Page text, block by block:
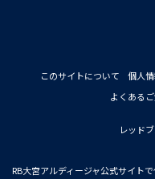
このサイトについて 個人
よくある
レッド
RB大宮アルディージャ公式サイト